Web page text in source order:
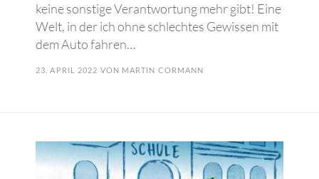
keine sonstige Verantwortung mehr gibt! Eine
Welt, in der ich ohne schlechtes Gewissen mit
dem Auto fahren…
23. APRIL 2022 VON MARTIN CORMANN